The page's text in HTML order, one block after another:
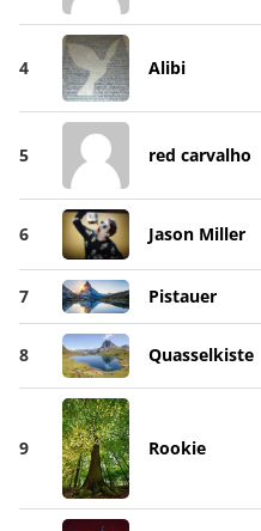
4 Alibi
5 red carvalho
6 Jason Miller
7 Pistauer
8 Quasselkiste
9 Rookie